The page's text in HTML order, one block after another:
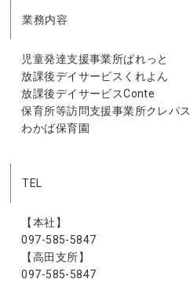
業務内容
児童発達支援事業所ぱれっと
放課後デイサービスくれよん
放課後デイサービスConte
保育所等訪問支援事業所クレパス
わかば保育園
TEL
【本社】
097-585-5847
【高田支所】
097-585-5847